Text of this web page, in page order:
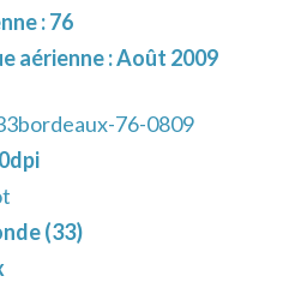
: 76
aérienne : Août 2009
76-0809
(33)